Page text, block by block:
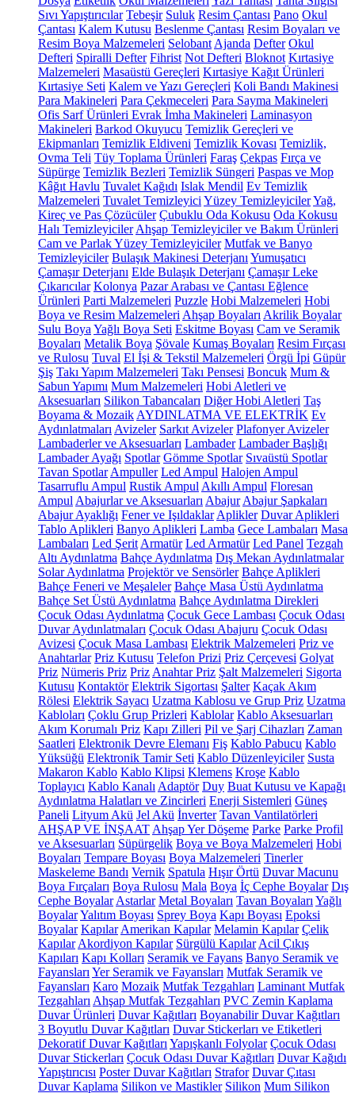
Sıvı Yapıştırıcılar Tebeşir Suluk Resim Çantası Pano Okul
Çantası Kalem Kutusu Beslenme Çantası Resim Boyaları ve
Resim Boya Malzemeleri Selobant Ajanda Defter Okul
Defteri Spiralli Defter Fihrist Not Defteri Bloknot Kırtasiye
Malzemeleri Masaüstü Gereçleri Kırtasiye Kağıt Ürünleri
Kırtasiye Seti Kalem ve Yazı Gereçleri Koli Bandı Makinesi
Para Makineleri Para Çekmeceleri Para Sayma Makineleri
Ofis Sarf Ürünleri Evrak İmha Makineleri Laminasyon
Makineleri Barkod Okuyucu Temizlik Gereçleri ve
Ekipmanları Temizlik Eldiveni Temizlik Kovası Temizlik,
Ovma Teli Tüy Toplama Ürünleri Faraş Çekpas Fırça ve
Süpürge Temizlik Bezleri Temizlik Süngeri Paspas ve Mop
Kâğıt Havlu Tuvalet Kağıdı Islak Mendil Ev Temizlik
Malzemeleri Tuvalet Temizleyici Yüzey TemizleyicilerYağ,
Kireç ve Pas Çözücüler Çubuklu Oda Kokusu Oda Kokusu
Halı Temizleyiciler Ahşap Temizleyiciler ve Bakım Ürünleri
Cam ve Parlak Yüzey Temizleyiciler Mutfak ve Banyo
Temizleyiciler Bulaşık Makinesi Deterjanı Yumuşatıcı
Çamaşır Deterjanı Elde Bulaşık Deterjanı Çamaşır Leke
Çıkarıcılar Kolonya Pazar Arabası ve Çantası Eğlence
Ürünleri Parti Malzemeleri Puzzle Hobi Malzemeleri Hobi
Boya ve Resim Malzemeleri Ahşap Boyaları Akrilik Boyalar
Sulu Boya Yağlı Boya Seti Eskitme Boyası Cam ve Seramik
Boyaları Metalik Boya Şövale Kumaş Boyaları Resim Fırçası
ve Rulosu Tuval El İşi & Tekstil Malzemeleri Örgü İpi Güpür
Şiş Takı Yapım Malzemeleri Takı Pensesi Boncuk Mum &
Sabun Yapımı Mum Malzemeleri Hobi Aletleri ve
Aksesuarları Silikon Tabancaları Diğer Hobi Aletleri Taş
Boyama & Mozaik AYDINLATMA VE ELEKTRİK Ev
Aydınlatmaları Avizeler Sarkıt Avizeler Plafonyer Avizeler
Lambaderler ve Aksesuarları Lambader Lambader Başlığı
Lambader Ayağı Spotlar Gömme Spotlar Sıvaüstü Spotlar
Tavan Spotlar Ampuller Led Ampul Halojen Ampul
Tasarruflu Ampul Rustik Ampul Akıllı Ampul Floresan
Ampul Abajurlar ve Aksesuarları Abajur Abajur Şapkaları
Abajur Ayaklığı Fener ve Işıldaklar Aplikler Duvar Aplikleri
Tablo Aplikleri Banyo Aplikleri Lamba Gece Lambaları Masa
Lambaları Led Şerit Armatür Led Armatür Led Panel Tezgah
Altı Aydınlatma Bahçe Aydınlatma Dış Mekan Aydınlatmalar
Solar Aydınlatma Projektör ve Sensörler Bahçe Aplikleri
Bahçe Feneri ve Meşaleler Bahçe Masa Üstü Aydınlatma
Bahçe Set Üstü Aydınlatma Bahçe Aydınlatma Direkleri
Çocuk Odası Aydınlatma Çocuk Gece Lambası Çocuk Odası
Duvar Aydınlatmaları Çocuk Odası Abajuru Çocuk Odası
Avizesi Çocuk Masa Lambası Elektrik Malzemeleri Priz ve
Anahtarlar Priz Kutusu Telefon Prizi Priz Çerçevesi Golyat
Priz Nümeris Priz Priz Anahtar Priz Şalt Malzemeleri Sigorta
Kutusu Kontaktör Elektrik Sigortası Şalter Kaçak Akım
Rölesi Elektrik Sayacı Uzatma Kablosu ve Grup Priz Uzatma
Kabloları Çoklu Grup Prizleri Kablolar Kablo Aksesuarları
Akım Korumalı Priz Kapı Zilleri Pil ve Şarj Cihazları Zaman
Saatleri Elektronik Devre Elemanı Fiş Kablo Pabucu Kablo
Yüksüğü Elektronik Tamir Seti Kablo Düzenleyiciler Susta
Makaron Kablo Kablo Klipsi Klemens Kroşe Kablo
Toplayıcı Kablo Kanalı Adaptör Duy Buat Kutusu ve Kapağı
Aydınlatma Halatları ve Zincirleri Enerji Sistemleri Güneş
Paneli Lityum Akü Jel Akü İnverter Tavan Vantilatörleri
AHŞAP VE İNŞAAT Ahşap Yer Döşeme Parke Parke Profil
ve Aksesuarları Süpürgelik Boya ve Boya Malzemeleri Hobi
Boyaları Tempare Boyası Boya Malzemeleri Tinerler
Maskeleme Bandı Vernik Spatula Hışır Örtü Duvar Macunu
Boya Fırçaları Boya Rulosu Mala Boya İç Cephe Boyalar Dış
Cephe Boyalar Astarlar Metal Boyaları Tavan Boyaları Yağlı
BoyalarYalıtım Boyası Sprey Boya Kapı Boyası Epoksi
Boyalar Kapılar Amerikan Kapılar Melamin Kapılar Çelik
Kapılar Akordiyon Kapılar Sürgülü Kapılar Acil Çıkış
Kapıları Kapı Kolları Seramik ve Fayans Banyo Seramik ve
Fayansları Yer Seramik ve Fayansları Mutfak Seramik ve
Fayansları Karo Mozaik Mutfak Tezgahları Laminant Mutfak
Tezgahları Ahşap Mutfak Tezgahları PVC Zemin Kaplama
Duvar Ürünleri Duvar Kağıtları Boyanabilir Duvar Kağıtları
3 Boyutlu Duvar Kağıtları Duvar Stickerları ve Etiketleri
Dekoratif Duvar Kağıtları Yapışkanlı Folyolar Çocuk Odası
Duvar Stickerları Çocuk Odası Duvar Kağıtları Duvar Kağıdı
Yapıştırıcısı Poster Duvar Kağıtları Strafor Duvar Çıtası
Duvar Kaplama Silikon ve Mastikler Silikon Mum Silikon